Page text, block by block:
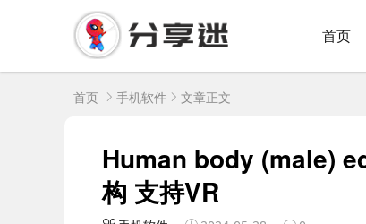
首页
首页 手机软件 文章正文
Human body (male)
构 支持VR